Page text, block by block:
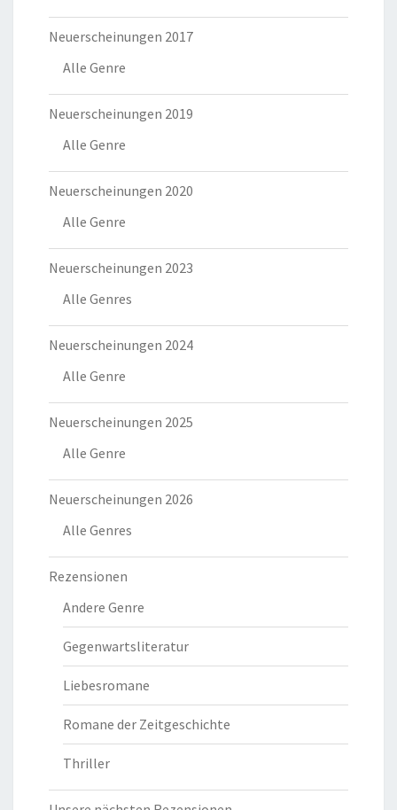
Neuerscheinungen 2017
Alle Genre
Neuerscheinungen 2019
Alle Genre
Neuerscheinungen 2020
Alle Genre
Neuerscheinungen 2023
Alle Genres
Neuerscheinungen 2024
Alle Genre
Neuerscheinungen 2025
Alle Genre
Neuerscheinungen 2026
Alle Genres
Rezensionen
Andere Genre
Gegenwartsliteratur
Liebesromane
Romane der Zeitgeschichte
Thriller